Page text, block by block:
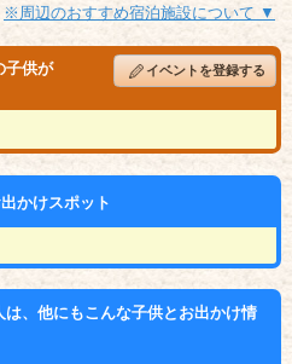
※周辺のおすすめ宿泊施設について ▼
子供が
イベントを登録する
かけスポット
は、他にもこんな子供とお出かけ情